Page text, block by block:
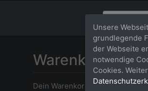
Warenkorb
Dein Warenkorb ist leer.
Unsere
grundlegende
der Webseite
notwendige
Cookies.